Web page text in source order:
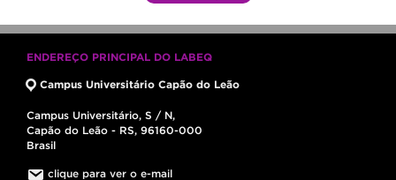
ENDEREÇO PRINCIPAL DO LABEQ
Campus Universitário Capão do Leão
Campus Universitário, S / N,
Capão do Leão - RS, 96160-000
Brasil
clique para ver o e-mail